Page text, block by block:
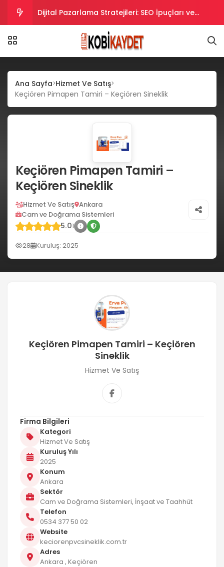
Dijital Pazarlama Stratejileri: SEO İpuçları ve
Dijital Pazarlama Stratejileriyle SEO Uyumlu
Dijital Pazarlama ve SEO Uyumlu İpuçları ve
Stratejiler
Dijital Pazarlama: SEO İçin Etkili Stratejiler ve Püf
Ana Sayfa Hizmet Ve Satış
Keçiören Pimapen Tamiri – Keçiören Sineklik
Keçiören Pimapen Tamiri –
Keçiören Sineklik
Hizmet Ve Satış Ankara
Cam ve Doğrama Sistemleri
5.01
28 Kuruluş: 2025
Keçiören Pimapen Tamiri – Keçiören
Sineklik
Hizmet Ve Satış
Firma Bilgileri
Kategori
Hizmet Ve Satış
Kuruluş Yılı
2025
Konum
Ankara
Sektör
Cam ve Doğrama Sistemleri, İnşaat ve Taahhüt
Telefon
0534 377 50 02
Website
keciorenpvcsineklik.com.tr
Adres
Ankara , Keçiören